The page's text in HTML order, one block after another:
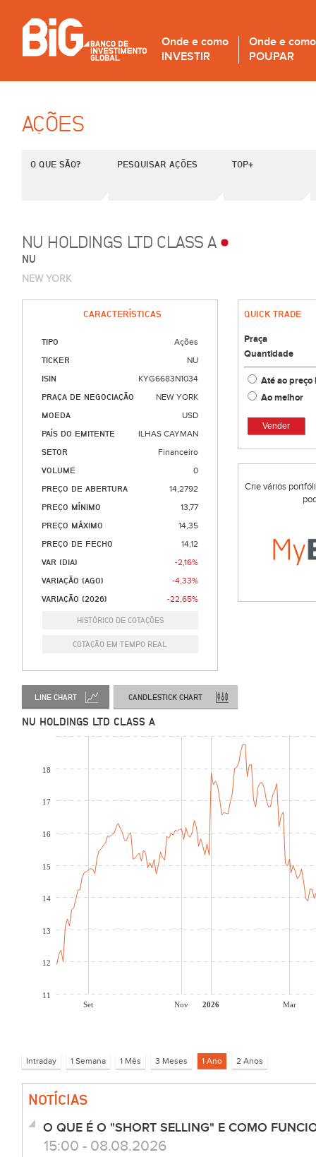
Onde e como
INVESTIR
Onde e como
POUPAR
AÇÕES
O QUE SÃO? PESQUISAR AÇÕES TOP+
NU HOLDINGS LTD CLASS A
NU
NEW YORK
CARACTERÍSTICAS
TIPO Ações
TICKER NU
ISIN KYG6683N1034
PRAÇA DE NEGOCIAÇÃO NEW YORK
MOEDA USD
PAÍS DO EMITENTE ILHAS CAYMAN
SETOR Financeiro
VOLUME 0
PREÇO DE ABERTURA 14,2792
PREÇO MÍNIMO 13,77
PREÇO MÁXIMO 14,35
PREÇO DE FECHO 14,12
VAR (DIA) -2,16%
VARIAÇÃO (AGO) -4,33%
VARIAÇÃO (2026) -22,65%
HISTÓRICO DE COTAÇÕES
COTAÇÃO EM TEMPO REAL
QUICK TRADE
Praça
Quantidade
Até ao
Ao melhor
Vender
Crie vários
LINE CHART CANDLESTICK CHART
NU HOLDINGS LTD CLASS A
Set Nov 2026 Mar
11
12
13
14
15
16
17
18
NOTÍCIAS
O QUE É O "SHORT SELLING" E COMO
15:00 - 08.08.2026